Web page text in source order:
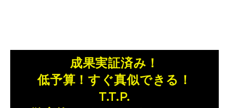
成果実証済み！
低予算！すぐ真似できる！
T.T.P.